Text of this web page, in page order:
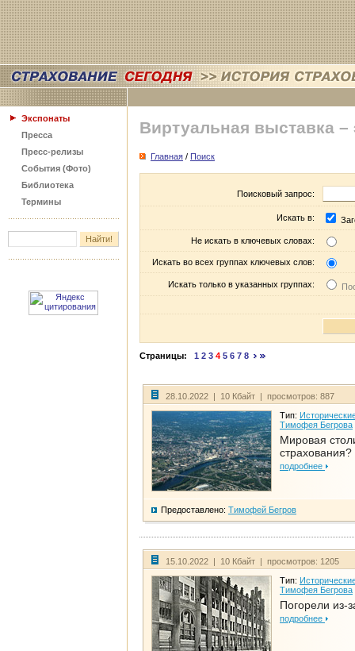
Экспонаты
Пресса
Пресс-релизы
События (Фото)
Библиотека
Термины
Виртуальная выставка –
Главная / Поиск
Поисковый запрос:
Искать в:
Не искать в ключевых словах:
Искать во всех группах ключевых слов:
Искать только в указанных группах:
Страницы: 1 2 3 4 5 6 7 8
28.10.2022 | 10 Кбайт | просмотров: 887
Тип:
Тимофея Бегрова
Мировая
страхования?
подробнее
Предоставлено: Тимофей Бегров
15.10.2022 | 10 Кбайт | просмотров: 1205
Тип:
Тимофея Бегрова
Погорели из-
подробнее